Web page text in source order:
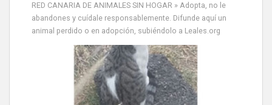
RED CANARIA DE ANIMALES SIN HOGAR » Adopta, no le
abandones y cuídale responsablemente. Difunde aquí un
animal perdido o en adopción, subiéndolo a Leales.org